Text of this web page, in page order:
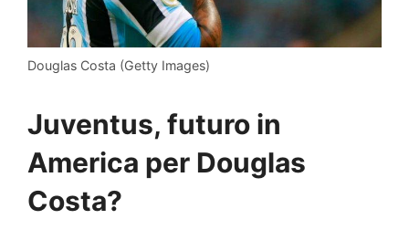
Douglas Costa (Getty Images)
Juventus, futuro in
America per Douglas
Costa?